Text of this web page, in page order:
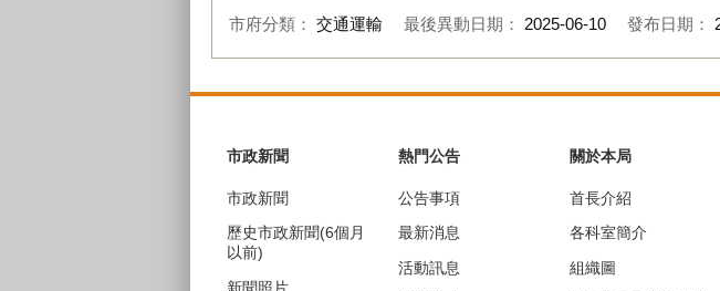
市府分類： 交通運輸 最後異動日期： 2025-06-10 發布日期：
市政新聞
市政新聞
歷史市政新聞(6個月
以前)
新聞照片
熱門公告
公告事項
最新消息
活動訊息
關於本局
首長介紹
各科室簡介
組織圖